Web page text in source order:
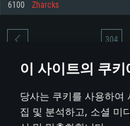
이 사이트의 쿠키
당사는 쿠키를 사용하여
집 및 분석하고, 소셜 미
570 혹은 그 이상
여유 저장 공간: 62.2 GB (전체
네트워크: 브로드밴드 인터넷
여유 저장 공간: 62.2 GB (전체
그래픽 카드: Vulkan 을 지원하
1060 (6개월 미만) 혹은 그와
지원하는 AMD RX 570 (6개월
여유 저장 공간: 62.2 GB (전체
6100 Zharcks
* 순위표는 매일 1회 갱신됩니
304